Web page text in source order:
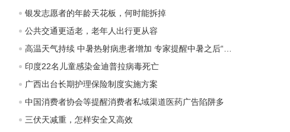
银发志愿者的年龄天花板，何时能拆掉
公共交通更适老，老年人出行更从容
印度22名儿童感染金迪普拉病毒死亡
广西出台长期护理保险制度实施方案
中国消费者协会等提醒消费者私域渠道医药广告陷阱多
三伏天减重，怎样安全又高效